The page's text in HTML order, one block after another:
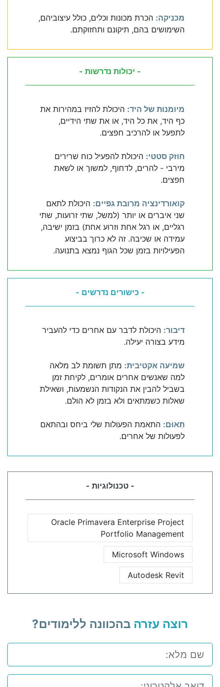
מכניקה: הכרת מכונות וכלים, כולל עיצוביהם,
השימושים בהם, תיקונם ותחזוקתם.
- יכולות נדרשות -
מיומנות של היד: היכולת להזיז במהירות את
כף היד, את כל היד, או את שתי הידיים,
לתפעל או להרכיב חפצים.
חוזק סטטי: היכולת להפעיל כוח שרירים
מירבי - להרים, לדחוף, למשוך או לשאת
חפצים.
קואורדינציה מרובת גפיים: היכולת לתאם
שני איברים או יותר (למשל, שתי זרועות, שתי
רגליים, או רגל אחת וזרוע אחת) בזמן ישיבה,
עמידה או שכיבה. זה לא כרוך בביצוע
הפעילויות בזמן שכל הגוף נמצא בתנועה.
- כישורים נדרשים -
דיבור: היכולת לדבר עם אחרים כדי להעביר
מידע בצורה יעילה.
שמיעה אקטיבית: מתן תשומת לב מלאה
למה שאנשים אחרים אומרים, לקיחת זמן
בשביל להבין את הנקודות הנשמעות, ושאילת
שאלות כשמתאים ולא בזמן לא הולם.
תֵאוּם: התאמת הפעולות שלי ביחס ובהתאם
לפעולות של אחרים.
- טכנולוגיות -
Oracle Primavera Enterprise Project
Portfolio Management
Microsoft Windows
Autodesk Revit
רוצה עזרה בהכוונה ללימודים?